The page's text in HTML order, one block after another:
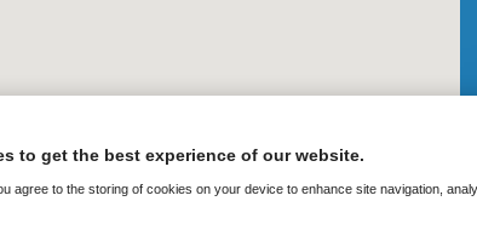
to get the best experience of our website.
agree to the storing of cookies on your device to enhance site navigation,